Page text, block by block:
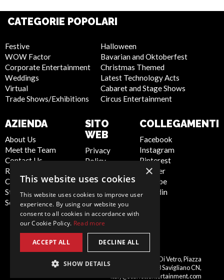
CATEGORIE POPOLARI
Festive
WOW Factor
Corporate Entertainment
Weddings
Virtual
Trade Shows/Exhibitions
Halloween
Bavarian and Oktoberfest
Christmas Themed
Latest Technology Acts
Cabaret and Stage Shows
Circus Entertainment
AZIENDA
About Us
Meet the Team
Contact Us
Report Abuse
Compliance
Statement -
Seafarers
SITO
WEB
Privacy
Policy
Policy
Artist Sign
Up
Terms and
Conditions
Sitemap
COLLEGAMENTI
Facebook
Instagram
Pinterest
Twitter
Youtube
Linkedin
Scarlett Entertainment Italy, Palazzo Di Vetro, Piazza
Schiaparelli, 10, 12038 Savigliano CN,
italy@scarlettentertainment.com
×
This website uses cookies
This website uses cookies to improve user
experience. By using our website you
consent to all cookies in accordance with
our Cookie Policy. Read more
ACCEPT ALL DECLINE ALL
SHOW DETAILS